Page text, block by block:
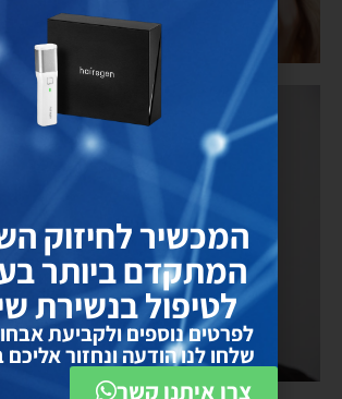
נשירת שיער נשים סיבות
שיער דליל אצל נשים וכיצד
המכשיר לחיזוק
המתקדם ביותר
לטיפול בנשירת
לפרטים נוספים ולקביעת
שלחו לנו הודעה ונחזור
צרו איתנו קשר